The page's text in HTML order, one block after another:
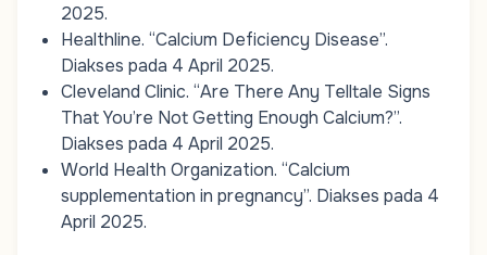
2025.
Healthline. “Calcium Deficiency Disease”.
Diakses pada 4 April 2025.
Cleveland Clinic. “Are There Any Telltale Signs
That You’re Not Getting Enough Calcium?”.
Diakses pada 4 April 2025.
World Health Organization. “Calcium
supplementation in pregnancy”. Diakses pada 4
April 2025.